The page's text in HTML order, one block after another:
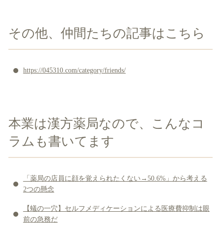
その他、仲間たちの記事はこちら
https://045310.com/category/friends/
本業は漢方薬局なので、こんなコ
ラムも書いてます
「薬局の店員に顔を覚えられたくない→50.6%」から考える
2つの懸念
【蟻の一穴】セルフメディケーションによる医療費抑制は眼
前の急務だ